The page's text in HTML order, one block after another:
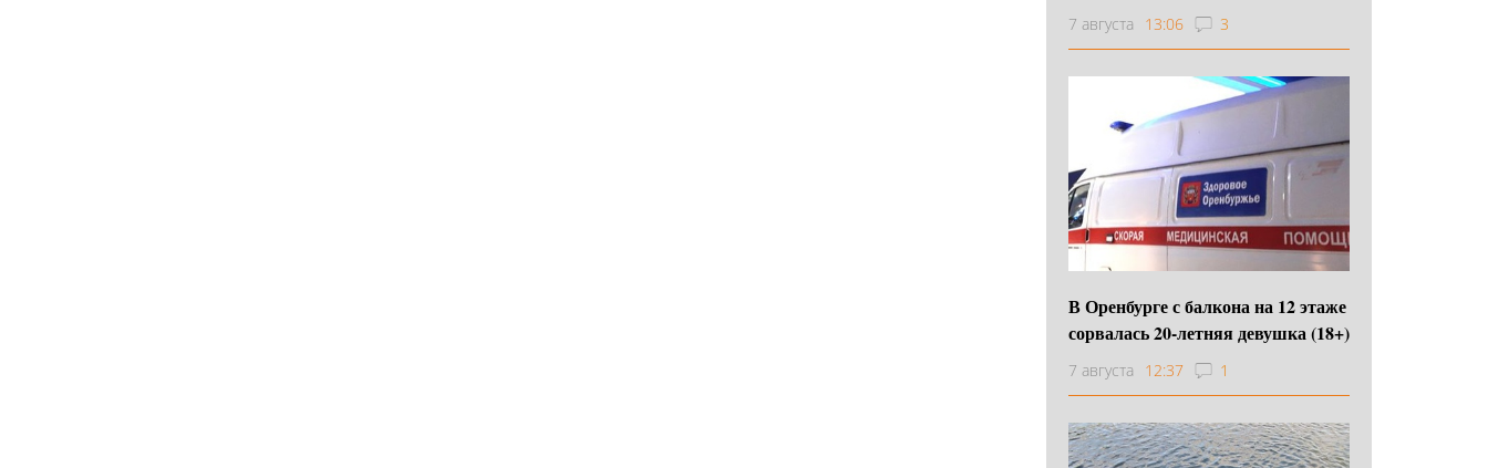
7 августа 13:06 3
В Оренбурге с балкона на 12 этаже
сорвалась 20-летняя девушка (18+)
7 августа 12:37 1